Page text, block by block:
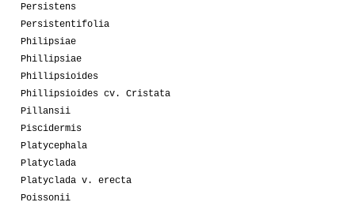
Persistens
Persistentifolia
Philipsiae
Phillipsiae
Phillipsioides
Phillipsioides cv. Cristata
Pillansii
Piscidermis
Platycephala
Platyclada
Platyclada v. erecta
Poissonii